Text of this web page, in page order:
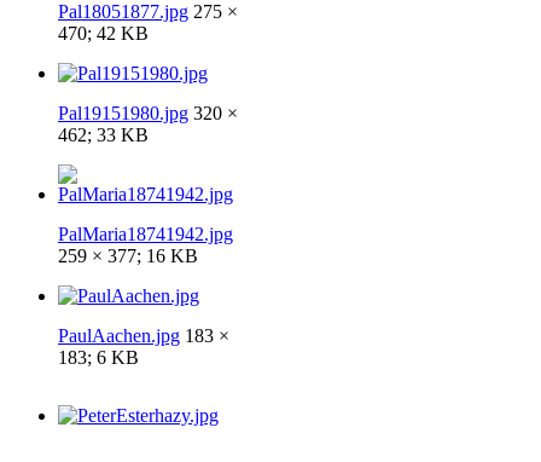
Pal18051877.jpg 275 ×
470; 42 KB
Pal19151980.jpg 320 ×
462; 33 KB
PalMaria18741942.jpg
259 × 377; 16 KB
PaulAachen.jpg 183 ×
183; 6 KB